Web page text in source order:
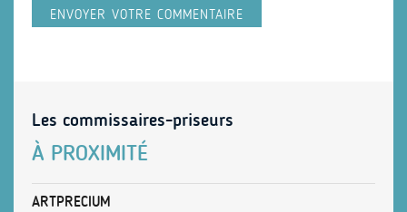
Les commissaires-priseurs
À PROXIMITÉ
ARTPRECIUM